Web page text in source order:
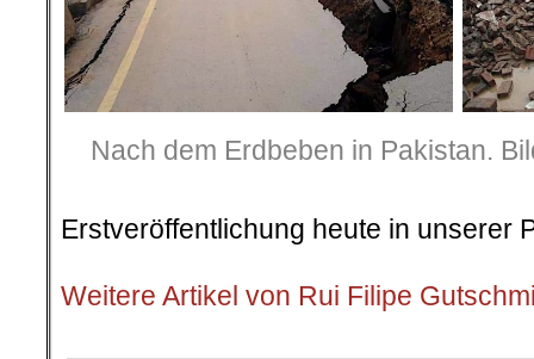
Nach dem Erdbeben in Pakistan.
Erstveröffentlichung heute in unserer
Weitere Artikel von Rui Filipe